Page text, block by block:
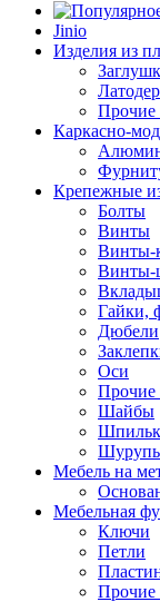
Jinio
Изделия из
Прочие
Каркасно-
Крепежные
Болты
Винты
Винты-
Винты-
Гайки,
Дюбели
Оси
Прочие
Шайбы
Мебель на
Мебельная
Ключи
Петли
Прочие